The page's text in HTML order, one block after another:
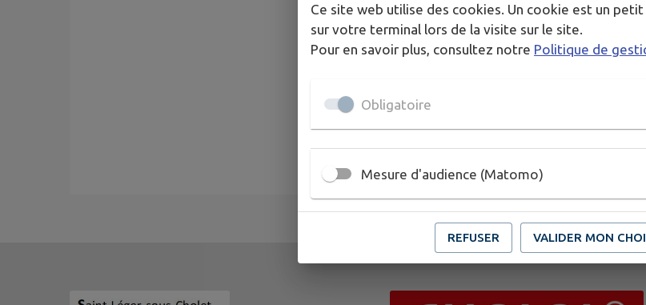
Ce site web utilise des cookies. Un cookie est un
sur votre terminal lors de la visite sur le site.
Pour en savoir plus, consultez notre Politique de
Obligatoire
Mesure d'audience (Matomo)
REFUSER VALIDER MON